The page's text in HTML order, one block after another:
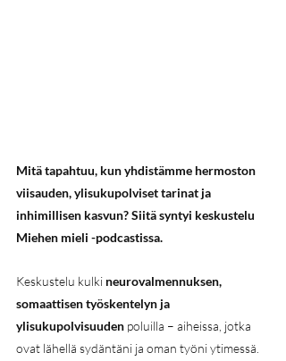
Mitä tapahtuu, kun yhdistämme hermoston
viisauden, ylisukupolviset tarinat ja
inhimillisen kasvun? Siitä syntyi keskustelu
Miehen mieli -podcastissa.
Keskustelu kulki neurovalmennuksen,
somaattisen työskentelyn ja
ylisukupolvisuuden poluilla – aiheissa, jotka
ovat lähellä sydäntäni ja oman työni ytimessä.